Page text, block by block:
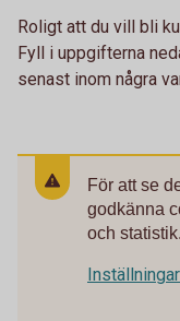
Roligt att du vill bli
Fyll i uppgifterna
senast inom några
För att se
godkänna
och statistik.